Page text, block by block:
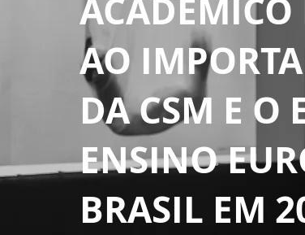
ACADÊMICO
AO
DA CSM E O
ENSINO
BRASIL EM